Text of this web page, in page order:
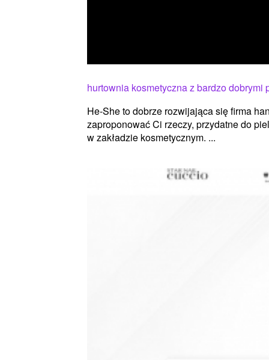
hurtownia kosmetyczna z bardzo dobrymi
He-She to dobrze rozwijająca się firma
zaproponować Ci rzeczy, przydatne do
w zakładzie kosmetycznym. ...